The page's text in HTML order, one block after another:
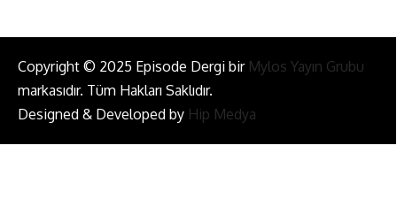
Copyright © 2025 Episode Dergi bir Mylos Yayın Grubu
markasıdır. Tüm Hakları Saklıdır.
Designed & Developed by Hip Medya